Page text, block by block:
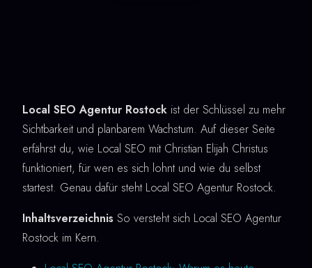
Local SEO Agentur Rostock ist der Schlüssel zu mehr
Sichtbarkeit und planbarem Wachstum. Auf dieser Seite
erfährst du, wie Local SEO mit Christian Elijah Christus
funktioniert, für wen es sich lohnt und wie du selbst
startest. Genau dafür steht Local SEO Agentur Rostock.
Inhaltsverzeichnis So versteht sich Local SEO Agentur
Rostock im Kern.